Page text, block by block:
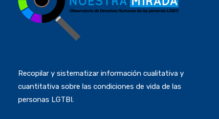
Recopilar y sistematizar información cualitativa y
cuantitativa sobre las condiciones de vida de las
personas LGTBI.